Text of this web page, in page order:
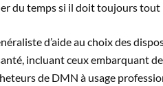
du temps si il doit toujours tout
d’aide au choix des
incluant ceux embarquant de
de DMN à usage